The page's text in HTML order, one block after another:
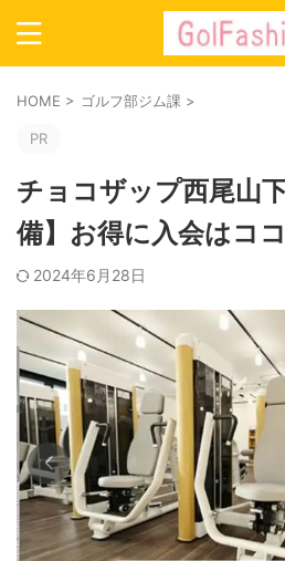
HOME > ゴルフ部ジム課 >
PR
チョコザップ西尾山
備】お得に入会はココ
2024年6月28日